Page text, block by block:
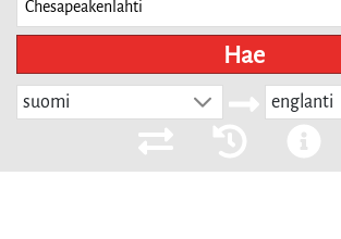
Hae
suomi englanti